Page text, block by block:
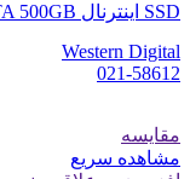
SSD اینترنال WD Blue SA510 SATA 500GB
Western Digital
021-58612
مقایسه
مشاهده سریع